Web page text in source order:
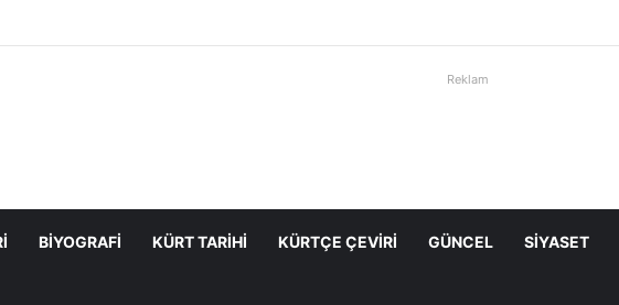
Reklam
BIYOGRAFI KÜRT TARIHI KÜRTÇE ÇEVIRI GÜNCEL SIYASET